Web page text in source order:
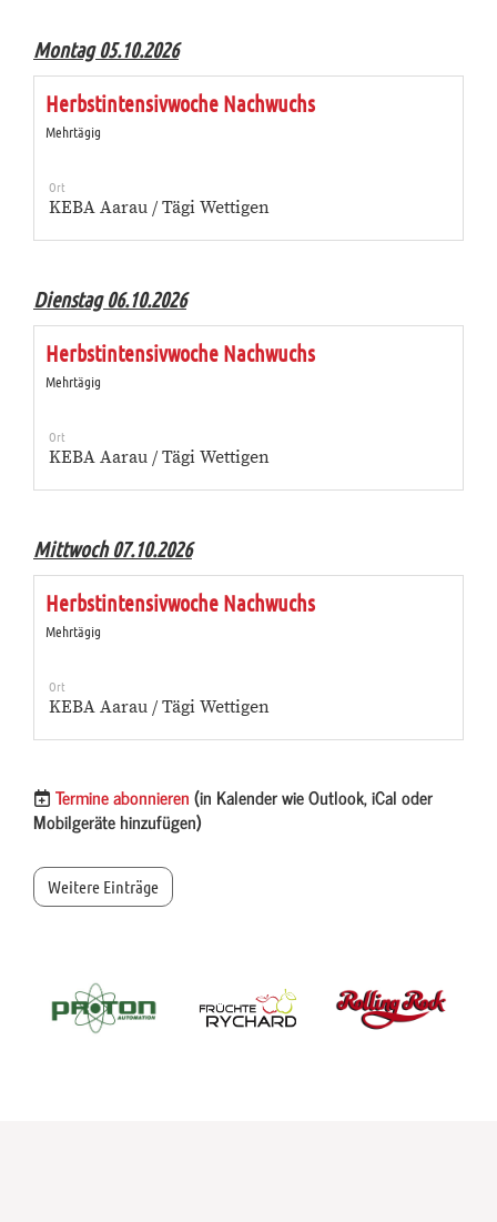
Montag 05.10.2026
Herbstintensivwoche Nachwuchs
Mehrtägig
Ort
KEBA Aarau / Tägi Wettigen
Dienstag 06.10.2026
Herbstintensivwoche Nachwuchs
Mehrtägig
Ort
KEBA Aarau / Tägi Wettigen
Mittwoch 07.10.2026
Herbstintensivwoche Nachwuchs
Mehrtägig
Ort
KEBA Aarau / Tägi Wettigen
Termine abonnieren(in Kalender wie Outlook, iCal oder
Mobilgeräte hinzufügen)
Weitere Einträge